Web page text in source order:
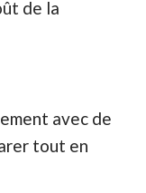
de la
avec de
tout en